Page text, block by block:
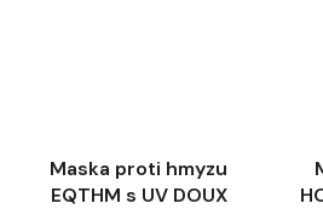
Maska proti hmyzu
EQTHM s UV DOUX